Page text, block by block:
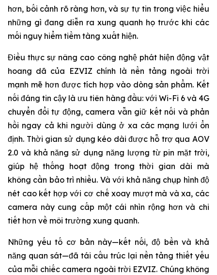
hơn, bối cảnh rõ ràng hơn, và sự tự tin trong việc hiểu
những gì đang diễn ra xung quanh họ trước khi các
mối nguy hiểm tiềm tàng xuất hiện.
Điều thực sự nâng cao công nghệ phát hiện động vật
hoang dã của EZVIZ chính là nền tảng ngoài trời
mạnh mẽ hơn được tích hợp vào dòng sản phẩm. Kết
nối đáng tin cậy là ưu tiên hàng đầu: với Wi-Fi 6 và 4G
chuyển đổi tự động, camera vẫn giữ kết nối và phản
hồi ngay cả khi người dùng ở xa các mạng lưới ổn
định. Thời gian sử dụng kéo dài được hỗ trợ qua AOV
2.0 và khả năng sử dụng năng lượng từ pin mặt trời,
giúp hệ thống hoạt động trong thời gian dài mà
không cần bảo trì nhiều. Và với khả năng chụp hình độ
nét cao kết hợp với cơ chế xoay mượt mà và xa, các
camera này cung cấp một cái nhìn rộng hơn và chi
tiết hơn về môi trường xung quanh.
Những yếu tố cơ bản này—kết nối, độ bền và khả
năng quan sát—đã tái cấu trúc lại nền tảng thiết yếu
của mỗi chiếc camera ngoài trời EZVIZ. Chúng không